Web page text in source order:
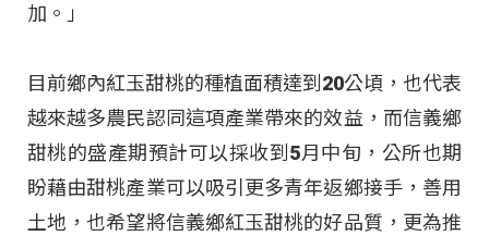
加。」
目前鄉內紅玉甜桃的種植面積達到20公頃，也代表
越來越多農民認同這項產業帶來的效益，而信義鄉
甜桃的盛產期預計可以採收到5月中旬，公所也期
盼藉由甜桃產業可以吸引更多青年返鄉接手，善用
土地，也希望將信義鄉紅玉甜桃的好品質，更為推